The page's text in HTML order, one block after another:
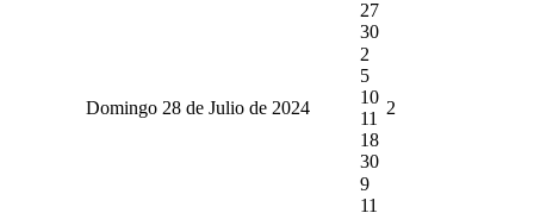
27
30
Domingo 28 de Julio de 2024
2
5
10
11
18
30
2
9
11